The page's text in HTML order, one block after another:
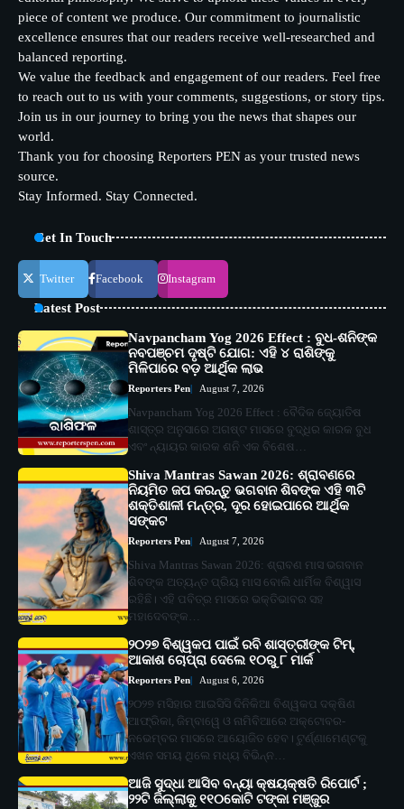
piece of content we produce. Our commitment to journalistic
excellence ensures that our readers receive well-researched and
balanced reporting.
We value the feedback and engagement of our readers. Feel free
to reach out to us with your comments, suggestions, or story tips.
Join us in our journey to bring you the news that shapes our
world.
Thank you for choosing Reporters PEN as your trusted news
source.
Stay Informed. Stay Connected.
Get In Touch
Twitter Facebook Instagram
Latest Post
Navpancham Yog 2026 Effect : ବୁଧ-ଶନିଙ୍କ
ନବପଞ୍ଚମ ଦୃଷ୍ଟି ଯୋଗ: ଏହି ୪ ରାଶିଙ୍କୁ
ମିଳିପାରେ ବଡ଼ ଆର୍ଥିକ ଲାଭ
Reporters Pen August 7, 2026
Navpancham Yog 2026 Effect : ବୈଦିକ ଜ୍ୟୋତିଷ
ଶାସ୍ତ୍ର ଅନୁସାରେ ଅଗଷ୍ଟ ମାସରେ ବୁଦ୍ଧିର କାରକ ବୁଧ
ଏବଂ ନ୍ୟାୟର କାରକ ଶନି ଏକ ବିଶେଷ…
Shiva Mantras Sawan 2026: ଶ୍ରାବଣରେ
ନିୟମିତ ଜପ କରନ୍ତୁ ଭଗବାନ ଶିବଙ୍କ ଏହି ୩ଟି
ଶକ୍ତିଶାଳୀ ମନ୍ତ୍ର, ଦୂର ହୋଇପାରେ ଆର୍ଥିକ
ସଙ୍କଟ
Reporters Pen August 7, 2026
Shiva Mantras Sawan 2026: ଶ୍ରାବଣ ମାସ ଭଗବାନ
ଶିବଙ୍କ ଅତ୍ୟନ୍ତ ପ୍ରିୟ ମାସ ବୋଲି ଧାର୍ମିକ ବିଶ୍ୱାସ
ରହିଛି। ଏହି ପବିତ୍ର ମାସରେ ଭକ୍ତିଭାବର ସହ
ମହାଦେବଙ୍କ…
୨୦୨୭ ବିଶ୍ୱକପ ପାଇଁ ରବି ଶାସ୍ତ୍ରୀଙ୍କ ଟିମ୍,
ଆକାଶ ଚୋପ୍ରା ଦେଲେ ୧୦ରୁ ୮ ମାର୍କ
Reporters Pen August 6, 2026
୨୦୨୭ ମସିହାର ଆଇସିସି ଦିନିକିଆ ବିଶ୍ୱକପ ଦକ୍ଷିଣ
ଆଫ୍ରିକା, ଜିମ୍ବାୱେ ଓ ନାମିବିଆରେ ଅକ୍ଟୋବର-
ନଭେମ୍ବର ମାସରେ ଆୟୋଜିତ ହେବ। ଟୁର୍ଣ୍ଣାମେଣ୍ଟକୁ
ଏଖନ ସମୟ ଥିଲେ ମଧ୍ୟ ବିଭିନ୍ନ…
ଆଜି ସୁଦ୍ଧା ଆସିବ ବନ୍ୟା କ୍ଷୟକ୍ଷତି ରିପୋର୍ଟ ;
୨୨ଟି ଜିଲ୍ଲାକୁ ୧୧୦କୋଟି ଟଙ୍କା ମଞ୍ଜୁର